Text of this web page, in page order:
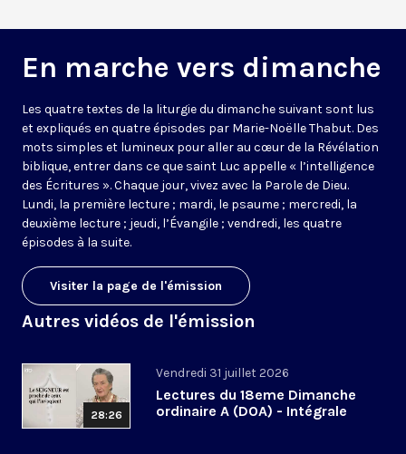
En marche vers dimanche
Les quatre textes de la liturgie du dimanche suivant sont lus
et expliqués en quatre épisodes par Marie-Noëlle Thabut. Des
mots simples et lumineux pour aller au cœur de la Révélation
biblique, entrer dans ce que saint Luc appelle « l’intelligence
des Écritures ». Chaque jour, vivez avec la Parole de Dieu.
Lundi, la première lecture ; mardi, le psaume ; mercredi, la
deuxième lecture ; jeudi, l’Évangile ; vendredi, les quatre
épisodes à la suite.
Visiter la page de l'émission
Autres vidéos de l'émission
28:26
Vendredi 31 juillet 2026
Lectures du 18eme Dimanche
ordinaire A (DOA) - Intégrale